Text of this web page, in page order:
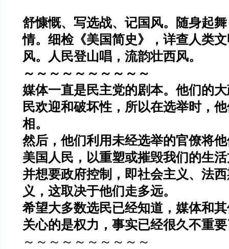
舒慷慨、写选战、记国风。随身起
情。细检《美国简史》，详查人类
风。人民登山唱，流韵壮西风。
～～～～～～～～～～
媒体一直是民主党的剧本。他们的
民欢迎和破坏性，所以在选举时，
相。
然后，他们利用未经选举的官僚将
美国人民，以重塑或摧毁我们的生
并想要政府控制，即社会主义、法
义，这取决于他们走多远。
希望大多数选民已经知道，媒体和
关心的是权力，事实已经很久不重
～～～～～～～～～～